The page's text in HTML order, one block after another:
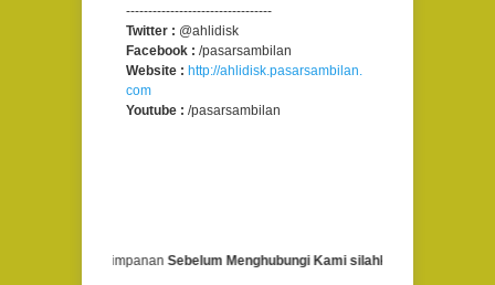
---------------------------------
Twitter : @ahlidisk
Facebook : /pasarsambilan
Website : http://ahlidisk.pasarsambilan.
com
Youtube : /pasarsambilan
Media PenyimpananSebelum Menghubungi Kami silahkan Membaca